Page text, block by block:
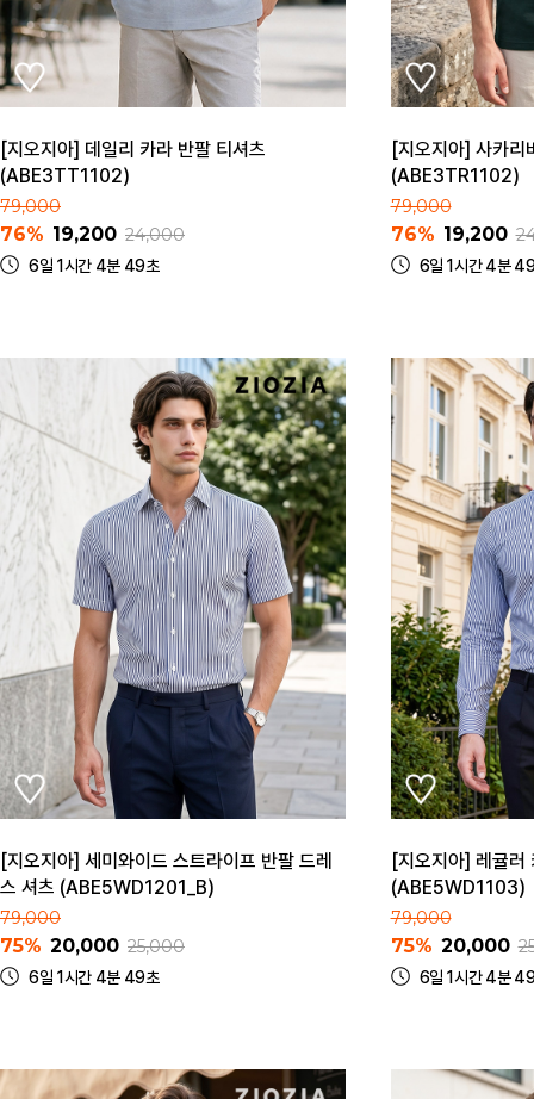
[지오지아] 데일리 카라 반팔 티셔츠
(ABE3TT1102)
79,000
76% 19,200 24,000
6일 1시간 4분 49초
[지오지아] 사카리
(ABE3TR1102)
79,000
76% 19,200
6일 1시간 4분
[지오지아] 세미와이드 스트라이프 반팔 드레
스 셔츠 (ABE5WD1201_B)
79,000
75% 20,000 25,000
6일 1시간 4분 49초
[지오지아] 레귤러
(ABE5WD1103)
79,000
75% 20,000
6일 1시간 4분